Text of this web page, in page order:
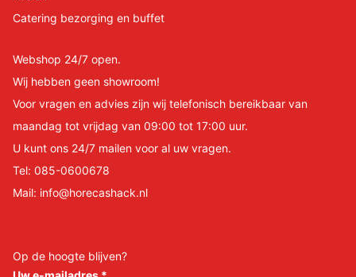
Catering bezorging en buffet
Webshop 24/7 open.
Wij hebben geen showroom!
Voor vragen en advies zijn wij telefonisch bereikbaar van
maandag tot vrijdag van 09:00 tot 17:00 uur.
U kunt ons 24/7 mailen voor al uw vragen.
Tel: 085-0600678
Mail: info@horecashack.nl
Op de hoogte blijven?